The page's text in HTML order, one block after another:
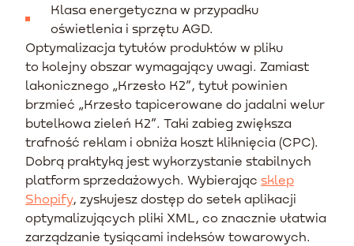
Klasa energetyczna w przypadku
oświetlenia i sprzętu AGD.
Optymalizacja tytułów produktów w pliku
to kolejny obszar wymagający uwagi. Zamiast
lakonicznego „Krzesło K2”, tytuł powinien
brzmieć „Krzesło tapicerowane do jadalni welur
butelkowa zieleń K2”. Taki zabieg zwiększa
trafność reklam i obniża koszt kliknięcia (CPC).
Dobrą praktyką jest wykorzystanie stabilnych
platform sprzedażowych. Wybierając sklep
Shopify, zyskujesz dostęp do setek aplikacji
optymalizujących pliki XML, co znacznie ułatwia
zarządzanie tysiącami indeksów towarowych.